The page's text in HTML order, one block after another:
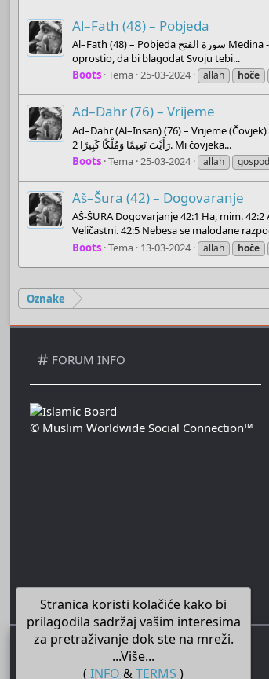
Al–Fath (48) – Pobjeda
Al–Fath (48) – Pobjeda سورة الفتح Medina - 29 ajeta U ime Allaha, Milostivog, Samilosnog ( بِسْمِ اللّهِ الرَّحْمـَنِ الرَّحِيمِ ) 1. Mi ćemo ti dati sigurnu pobjedu إِنَّا فَتَحْنَا لَكَ فَتْحًا مُّبِينًا 2. da bi ti Allah ranije i kasnije krivice
oprostio, da bi blagodat Svoju tebi...
Boots Tema 25-03-2024 allah hoče
Ad–Dahr (76) – Vrijeme
Ad–Dahr (Al–Insan) (76) – Vrijeme (Čovjek) سورة الإنسان Medina - 31 ajet U ime Allaha, Milostivog, Samilosnog ( بِسْمِ اللّهِ الرَّحْمـَنِ الرَّحِيمِ ) 1. Zar je to davno bilo kad čovjek nije bio pomena vrijedan? وَإِذَا رَأَيْتَ ثَمَّ
رَأَيْتَ نَعِيمًا وَمُلْكًا كَبِيرًا 2. Mi čovjeka...
Boots Tema 25-03-2024 allah
Aš–Šura (42) – Dogovaranje
AŠ-ŠURA Dogovarjanje 42:1 Ha, mim.
Veličastni. 42:5 Nebesa se malodane
Boots Tema 13-03-2024 allah hoče
Oznake
FORUM INFO
© Muslim Worldwide Social Connection™
Stranica koristi kolačiće kako bi
prilagodila sadržaj vašim interesima
za pretraživanje dok ste na mreži.
...Više...
( INFO &TERMS )